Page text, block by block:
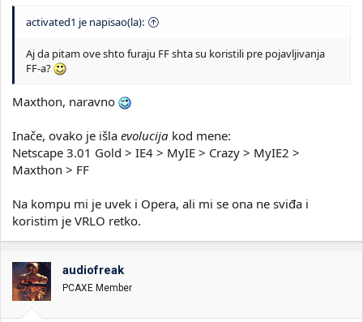
activated1 je napisao(la):
Aj da pitam ove shto furaju FF shta su koristili pre pojavljivanja
FF-a?
Maxthon, naravno
Inače, ovako je išla evolucija kod mene:
Netscape 3.01 Gold > IE4 > MyIE > Crazy > MyIE2 >
Maxthon > FF
Na kompu mi je uvek i Opera, ali mi se ona ne sviđa i
koristim je VRLO retko.
audiofreak
PCAXE Member